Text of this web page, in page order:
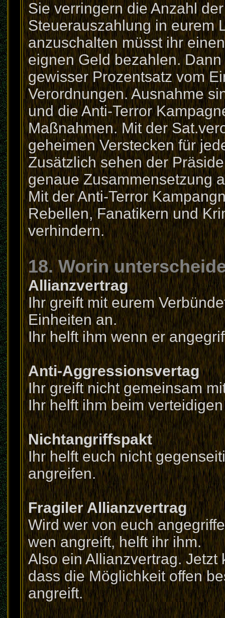
Sie verringern die Anzahl
Steuerauszahlung in eurem
anzuschalten müsst ihr
eignen Geld bezahlen.
gewisser Prozentsatz vom
Verordnungen. Ausnahme
und die Anti-Terror
Maßnahmen. Mit der
geheimen Verstecken für
Zusätzlich sehen der
genaue Zusammensetzung
Mit der Anti-Terror
Rebellen, Fanatikern und
verhindern.
18. Worin
Allianzvertrag
Ihr greift mit eurem
Einheiten an.
Ihr helft ihm wenn er
Anti-Aggressionsvertag
Ihr greift nicht gemeinsam
Ihr helft ihm beim verteidigen
Nichtangriffspakt
Ihr helft euch nicht
angreifen.
Fragiler Allianzvertrag
Wird wer von euch
wen angreift, helft ihr ihm.
Also ein Allianzvertrag.
dass die Möglichkeit offen
angreift.